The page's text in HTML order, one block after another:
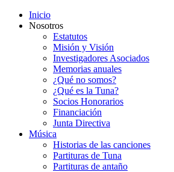
Inicio
Nosotros
Estatutos
Misión y Visión
Investigadores Asociados
Memorias anuales
¿Qué no somos?
¿Qué es la Tuna?
Socios Honorarios
Financiación
Junta Directiva
Música
Historias de las canciones
Partituras de Tuna
Partituras de antaño